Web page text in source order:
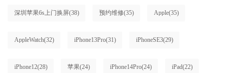
深圳苹果6s上门换屏(38) 预约维修(35) Apple(35)
AppleWatch(32) iPhone13Pro(31) iPhoneSE3(29)
iPhone12(28) 苹果(24) iPhone14Pro(24) iPad(22)